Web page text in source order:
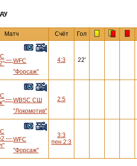
Матч Счёт Гол
— WFC
"Форсаж"
4:3 22'
— WBSC СШ
"Локомотив"
2:5
— WFC
"Форсаж"
3:3
пен.2:3